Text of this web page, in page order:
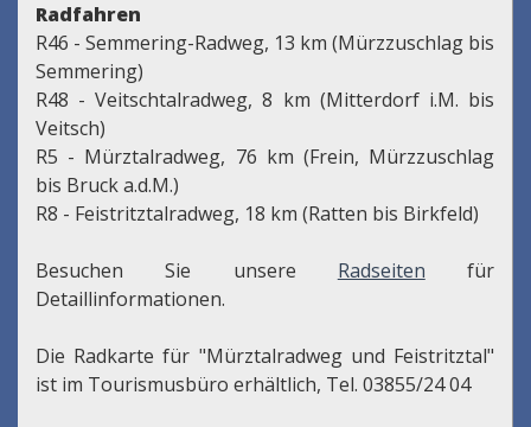
Radfahren
R46 - Semmering-Radweg, 13 km (Mürzzuschlag bis
Semmering)
R48 - Veitschtalradweg, 8 km (Mitterdorf i.M. bis
Veitsch)
R5 - Mürztalradweg, 76 km (Frein, Mürzzuschlag
bis Bruck a.d.M.)
R8 - Feistritztalradweg, 18 km (Ratten bis Birkfeld)
Besuchen Sie unsere Radseiten
für
Detaillinformationen.
Die Radkarte für "Mürztalradweg und Feistritztal"
ist im Tourismusbüro erhältlich, Tel. 03855/24 04